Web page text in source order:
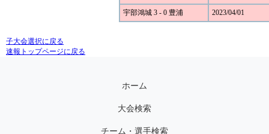
宇部鴻城 3 - 0 豊浦 2023/04/01
子大会選択に戻る
速報トップページに戻る
ホーム
大会検索
チーム・選手検索